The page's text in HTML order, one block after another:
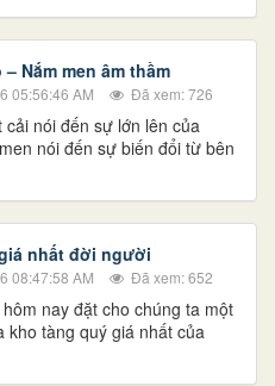
Nắm men âm thầm
05:56:46 AM Đã xem: 726
cải nói đến sự lớn lên của
nói đến sự biến đổi từ bên
nhất đời người
08:47:58 AM Đã xem: 652
nay đặt cho chúng ta một
tàng quý giá nhất của